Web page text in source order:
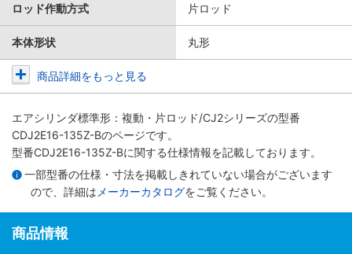
ロッド作動方式 片ロッド
本体形状 丸形
商品詳細をもっと見る
エアシリンダ標準形：複動・片ロッド/CJ2シリーズの型番
CDJ2E16-135Z-Bのページです。
型番CDJ2E16-135Z-Bに関する仕様情報を記載しております。
一部型番の仕様・寸法を掲載しきれていない場合がございます
ので、詳細は メーカーカタログをご覧ください。
商品情報